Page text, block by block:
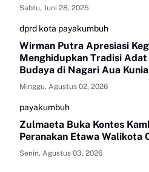
Sabtu, Juni 28, 2025
dprd kota payakumbuh
Wirman Putra Apresiasi
Menghidupkan Tradisi Adat
Budaya di Nagari Aua
Minggu, Agustus 02, 2026
payakumbuh
Zulmaeta Buka Kontes
Peranakan Etawa Walikota
Senin, Agustus 03, 2026